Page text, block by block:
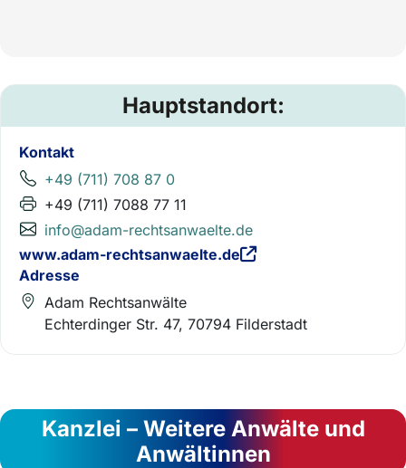
Hauptstandort:
Kontakt
+49 (711) 708 87 0
+49 (711) 7088 77 11
info@adam-rechtsanwaelte.de
www.adam-rechtsanwaelte.de
Adresse
Adam Rechtsanwälte
Echterdinger Str. 47, 70794 Filderstadt
Kanzlei – Weitere Anwälte und
Anwältinnen